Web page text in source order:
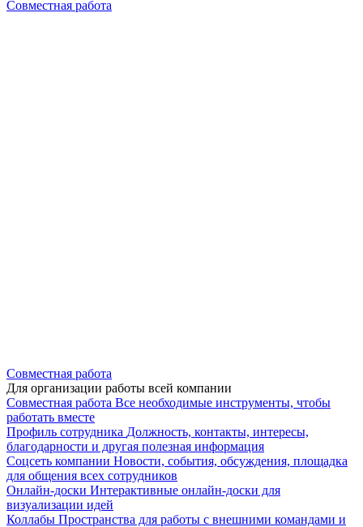
Совместная работа
Совместная работа
Для организации работы всей компании
Совместная работа Все необходимые инструменты, чтобы
работать вместе
Профиль сотрудника Должность, контакты, интересы,
благодарности и другая полезная информация
Соцсеть компании Новости, события, обсуждения, площадка
для общения всех сотрудников
Онлайн-доски Интерактивные онлайн-доски для
визуализации идей
Коллабы Пространства для работы с внешними командами и